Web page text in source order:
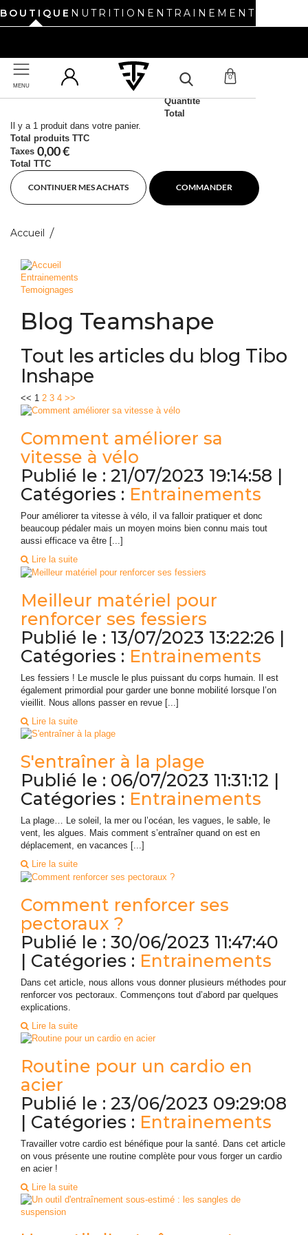
BOUTIQUE NUTRITION ENTRAINEMENT
UN NOUVEAU SITE REVIENT BIENTÔT. BONNES VACANCES !
0
MENU
Produit ajouté au panier avec succès
Quantité
Total
Il y a 1 produit dans votre panier.
Total produits TTC
Taxes 0,00 €
Total TTC
CONTINUER MES ACHATS COMMANDER
Accueil
Entrainements
Temoignages
Blog Teamshape
Tout les articles du blog Tibo
Inshape
<< 1 2 3 4 >>
Comment améliorer sa
vitesse à vélo
Publié le : 21/07/2023 19:14:58 |
Catégories : Entrainements
Pour améliorer ta vitesse à vélo, il va falloir pratiquer et donc
beaucoup pédaler mais un moyen moins bien connu mais tout
aussi efficace va être [...]
Lire la suite
Meilleur matériel pour
renforcer ses fessiers
Publié le : 13/07/2023 13:22:26 |
Catégories : Entrainements
Les fessiers ! Le muscle le plus puissant du corps humain. Il est
également primordial pour garder une bonne mobilité lorsque l’on
vieillit. Nous allons passer en revue [...]
Lire la suite
S'entraîner à la plage
Publié le : 06/07/2023 11:31:12 |
Catégories : Entrainements
La plage… Le soleil, la mer ou l’océan, les vagues, le sable, le
vent, les algues. Mais comment s’entraîner quand on est en
déplacement, en vacances [...]
Lire la suite
Comment renforcer ses
pectoraux ?
Publié le : 30/06/2023 11:47:40
| Catégories : Entrainements
Dans cet article, nous allons vous donner plusieurs méthodes pour
renforcer vos pectoraux. Commençons tout d’abord par quelques
explications.
Lire la suite
Routine pour un cardio en
acier
Publié le : 23/06/2023 09:29:08
| Catégories : Entrainements
Travailler votre cardio est bénéfique pour la santé. Dans cet article
on vous présente une routine complète pour vous forger un cardio
en acier !
Lire la suite